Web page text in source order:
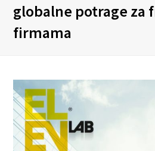
globalne potrage za
firmama